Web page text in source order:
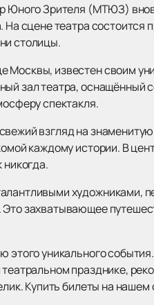
Юного Зрителя (МТЮЗ)
На сцене театра
столицы.
известен своим
зал театра,
спектакля.
взгляд на
каждому истории. В
никогда.
художниками,
захватывающее
этого уникального
празднике,
Купить билеты на